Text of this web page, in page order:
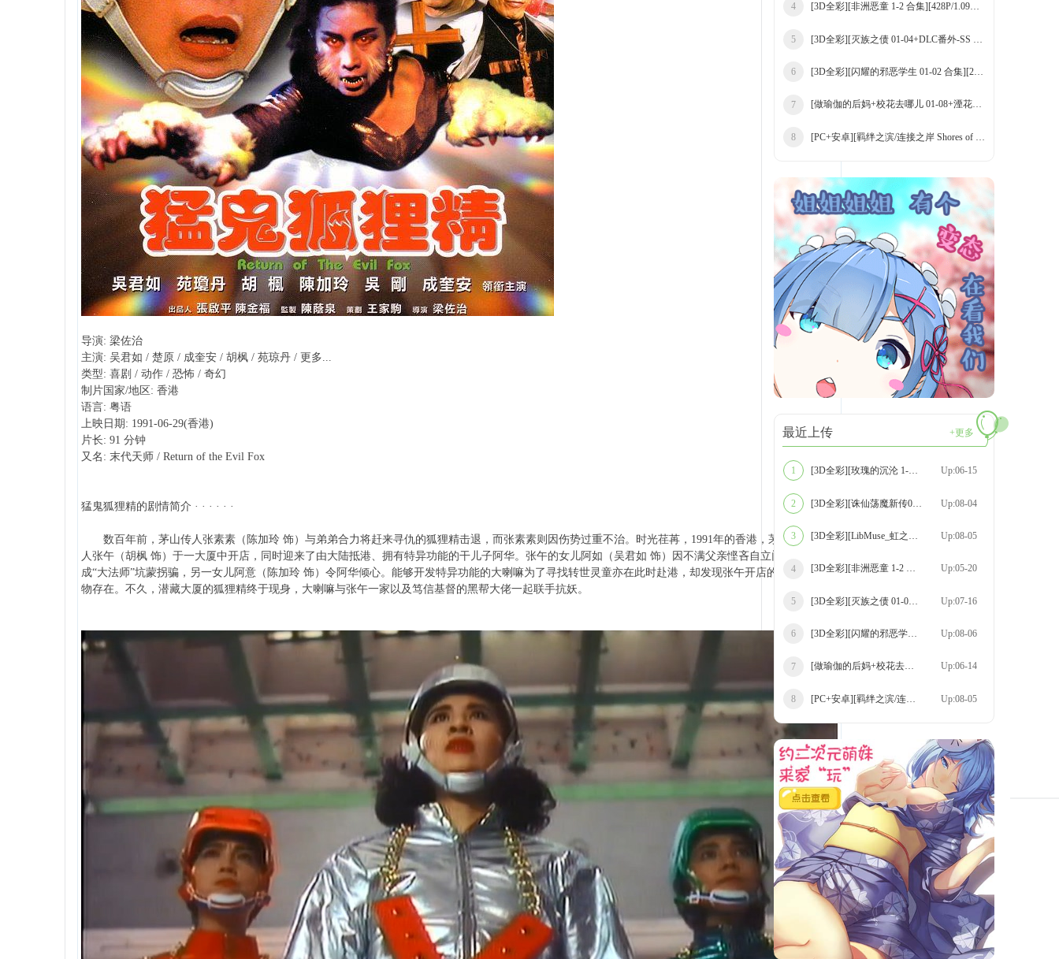
导演: 梁佐治
主演: 吴君如 / 楚原 / 成奎安 / 胡枫 / 苑琼丹 / 更多...
类型: 喜剧 / 动作 / 恐怖 / 奇幻
制片国家/地区: 香港
语言: 粤语
上映日期: 1991-06-29(香港)
片长: 91 分钟
又名: 末代天师 / Return of the Evil Fox
猛鬼狐狸精的剧情简介 · · · · · ·
数百年前，茅山传人张素素（陈加玲 饰）与弟弟合力将赶来寻仇的狐狸精击退，而张素素则因伤势过重不治。时光荏苒，1991年的香港，茅山第37代传
人张午（胡枫 饰）于一大厦中开店，同时迎来了由大陆抵港、拥有特异功能的干儿子阿华。张午的女儿阿如（吴君如 饰）因不满父亲悭吝自立门户，乔装
成“大法师”坑蒙拐骗，另一女儿阿意（陈加玲 饰）令阿华倾心。能够开发特异功能的大喇嘛为了寻找转世灵童亦在此时赴港，却发现张午开店的大厦中有妖
物存在。不久，潜藏大厦的狐狸精终于现身，大喇嘛与张午一家以及笃信基督的黑帮大佬一起联手抗妖。
4 [3D全彩][非洲恶童 1-2 合集][428P/1.09GB]
5 [3D全彩][灭族之债 01-04+DLC番外-SS 合集]
6 [3D全彩][闪耀的邪恶学生 01-02 合集][211P
7 [做瑜伽的后妈+校花去哪儿 01-08+湮花录 合
8 [PC+安卓][羁绊之滨/连接之岸 Shores of Co
最近上传 +更多
1 [3D全彩][玫瑰的沉沦 1-15 合集/完结篇][11 Up:06-15
2 [3D全彩][诛仙荡魔新传01-11+苏茹番外-黑暗 Up:08-04
3 [3D全彩][LibMuse_虹之系列 00-12 合集][14 Up:08-05
4 [3D全彩][非洲恶童 1-2 合集][428P/1.09GB] Up:05-20
5 [3D全彩][灭族之债 01-04+DLC番外-SS 合集] Up:07-16
6 [3D全彩][闪耀的邪恶学生 01-02 合集][211P Up:08-06
7 [做瑜伽的后妈+校花去哪儿 01-08+湮花录 合 Up:06-14
8 [PC+安卓][羁绊之滨/连接之岸 Shores of Co Up:08-05